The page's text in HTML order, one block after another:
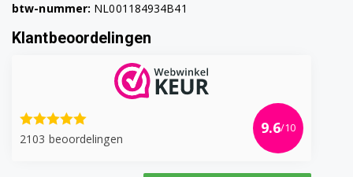
btw-nummer: NL001184934B41
Klantbeoordelingen
2103 beoordelingen
9.6/10